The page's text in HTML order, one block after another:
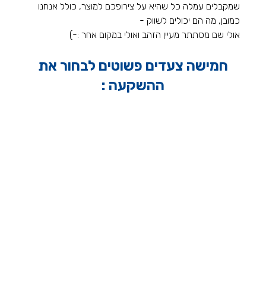
שמקבלים עמלה כל שהיא על צירופכם למוצר, כולל אנחנו
כמובן, מה הם יכולים לשווק -
אולי שם מסתתר מעיין הזהב ואולי במקום אחר :-)
חמישה צעדים פשוטים לבחור את
ההשקעה :